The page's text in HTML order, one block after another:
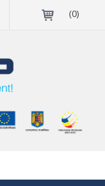
(0)